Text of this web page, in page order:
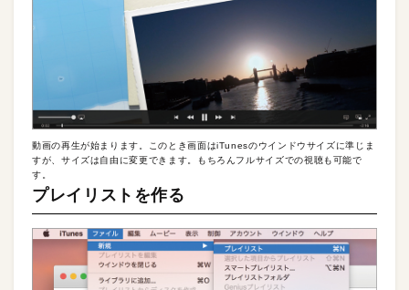
動画の再生が始まります。このとき画面はiTunesのウインドウサイズに準じま
すが、サイズは自由に変更できます。もちろんフルサイズでの視聴も可能で
す。
プレイリストを作る